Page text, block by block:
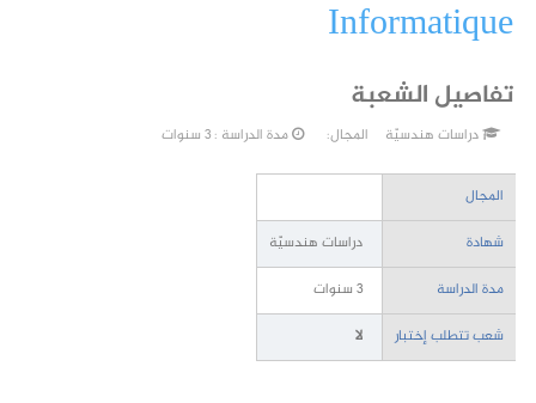
Informatique
تفاصيل الشعبة
دراسات هندسيّة المجال: مدة الدراسة : 3 سنوات
المجال
شهادة
دراسات هندسيّة
مدة الدراسة
3 سنوات
شعب تتطلب إختبار
لا